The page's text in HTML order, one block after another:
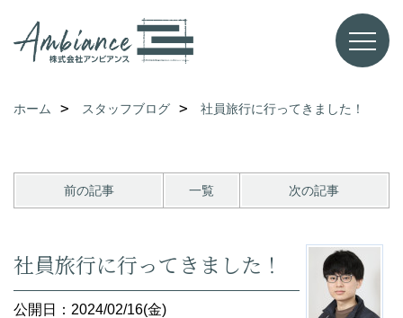
ホーム スタッフブログ 社員旅行に行ってきました！
前の記事 一覧 次の記事
社員旅行に行ってきました！
公開日：2024/02/16(金)